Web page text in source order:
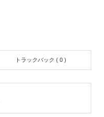
トラックバック ( 0 )